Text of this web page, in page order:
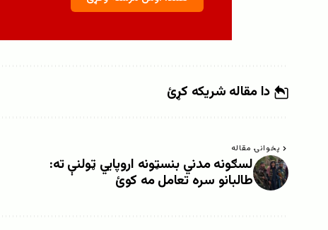
دا مقاله شریکه کړئ
پخوانۍ مقاله
لسګونه مدني بنسټونه اروپايي ټولنې ته:
طالبانو سره تعامل مه کوئ